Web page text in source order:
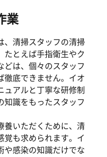
業
、清掃スタッフの清掃
たとえば手指衛生やク
どは、個々のスタッフ
徹底できません。イオ
ュアルと丁寧な研修制
知識をもったスタッフ
養いただくために、清
覚も求められます。イ
や感染の知識だけでな